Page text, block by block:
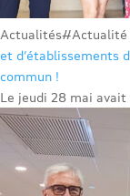
Actualités#Actualité
et d’établissements
commun !
Le jeudi 28 mai